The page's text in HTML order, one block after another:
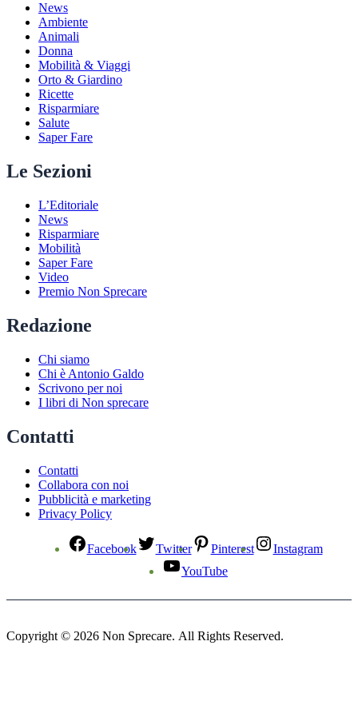
News
Ambiente
Animali
Donna
Mobilità & Viaggi
Orto & Giardino
Ricette
Risparmiare
Salute
Saper Fare
Le Sezioni
L’Editoriale
News
Risparmiare
Mobilità
Saper Fare
Video
Premio Non Sprecare
Redazione
Chi siamo
Chi è Antonio Galdo
Scrivono per noi
I libri di Non sprecare
Contatti
Contatti
Collabora con noi
Pubblicità e marketing
Privacy Policy
Facebook Twitter Pinterest
Instagram
YouTube
Copyright © 2026 Non Sprecare. All Rights Reserved.